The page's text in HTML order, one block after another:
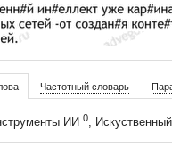
Частотный словарь
ИИ 0,